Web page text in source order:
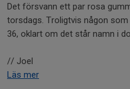
Det försvann ett par rosa
torsdags. Troligtvis någon
36, oklart om det står namn i
// Joel
Läs mer